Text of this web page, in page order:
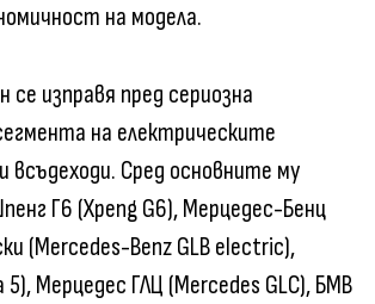
на модела.
се изправя пред сериозна
на електрическите
всъдеходи. Сред основните му
Г6 (Xpeng G6), Мерцедес-Бенц
(Mercedes-Benz GLB electric),
5), Мерцедес ГЛЦ (Mercedes GLC), БМВ